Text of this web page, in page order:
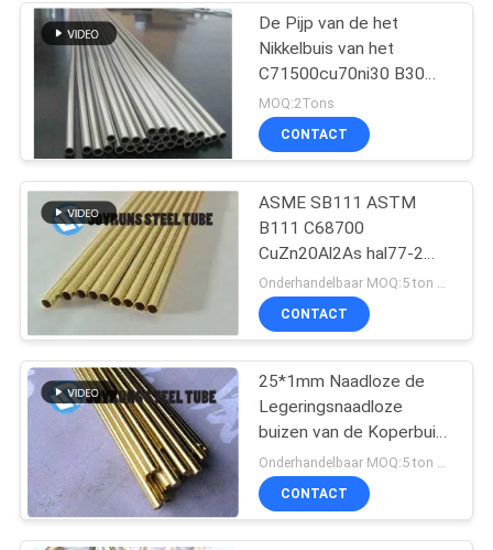
De Pijp van de het
Nikkelbuis van het
C71500cu70ni30 B30
C70600 Koper
MOQ:2Tons
CONTACT
ASME SB111 ASTM
B111 C68700
CuZn20Al2As hal77-2
Naadloze Koperpijp
Onderhandelbaar MOQ:5 ton per grootte
CONTACT
25*1mm Naadloze de
Legeringsnaadloze
buizen van de Koperbuis
JIS H3300 C4430T
CONTACT